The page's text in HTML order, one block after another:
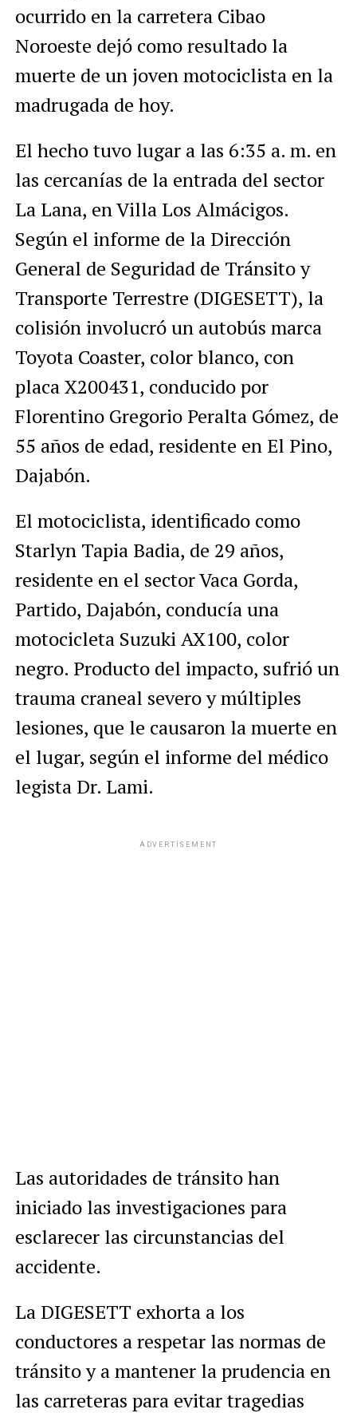
ocurrido en la carretera Cibao
Noroeste dejó como resultado la
muerte de un joven motociclista en la
madrugada de hoy.
El hecho tuvo lugar a las 6:35 a. m. en
las cercanías de la entrada del sector
La Lana, en Villa Los Almácigos.
Según el informe de la Dirección
General de Seguridad de Tránsito y
Transporte Terrestre (DIGESETT), la
colisión involucró un autobús marca
Toyota Coaster, color blanco, con
placa X200431, conducido por
Florentino Gregorio Peralta Gómez, de
55 años de edad, residente en El Pino,
Dajabón.
El motociclista, identificado como
Starlyn Tapia Badia, de 29 años,
residente en el sector Vaca Gorda,
Partido, Dajabón, conducía una
motocicleta Suzuki AX100, color
negro. Producto del impacto, sufrió un
trauma craneal severo y múltiples
lesiones, que le causaron la muerte en
el lugar, según el informe del médico
legista Dr. Lami.
ADVERTISEMENT
Las autoridades de tránsito han
iniciado las investigaciones para
esclarecer las circunstancias del
accidente.
La DIGESETT exhorta a los
conductores a respetar las normas de
tránsito y a mantener la prudencia en
las carreteras para evitar tragedias